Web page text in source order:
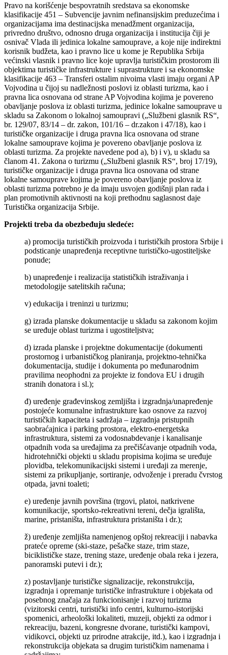
Pravo na korišćenje bespovratnih sredstava sa ekonomske
klasifikacije 451 – Subvencije javnim nefinansijskim preduzećima i
organizacijama ima destinacijska menadžment organizacija,
privredno društvo, odnosno druga organizacija i institucija čiji je
osnivač Vlada ili jedinica lokalne samouprave, a koje nije indirektni
korisnik budžeta, kao i pravno lice u kome je Republika Srbija
većinski vlasnik i pravno lice koje upravlja turističkim prostorom ili
objektima turističke infrastrukture i suprastrukture i sa ekonomske
klasifikacije 463 – Transferi ostalim nivoima vlasti imaju organi AP
Vojvodina u čijoj su nadležnosti poslovi iz oblasti turizma, kao i
pravna lica osnovana od strane AP Vojvodina kojima je povereno
obavljanje poslova iz oblasti turizma, jedinice lokalne samouprave u
skladu sa Zakonom o lokalnoj samoupravi („Službeni glasnik RS“,
br. 129/07, 83/14 – dr. zakon, 101/16 – dr.zakon i 47/18), kao i
turističke organizacije i druga pravna lica osnovana od strane
lokalne samouprave kojima je povereno obavljanje poslova iz
oblasti turizma. Za projekte navedene pod a), b) i v), u skladu sa
članom 41. Zakona o turizmu („Službeni glasnik RS“, broj 17/19),
turističke organizacije i druga pravna lica osnovana od strane
lokalne samouprave kojima je povereno obavljanje poslova iz
oblasti turizma potrebno je da imaju usvojen godišnji plan rada i
plan promotivnih aktivnosti na koji prethodnu saglasnost daje
Turistička organizacija Srbije.
Projekti treba da obezbeđuju sledeće:
a) promocija turističkih proizvoda i turističkih prostora Srbije i
podsticanje unapređenja receptivne turističko-ugostiteljske
ponude;
b) unapređenje i realizacija statističkih istraživanja i
metodologije satelitskih računa;
v) edukacija i treninzi u turizmu;
g) izrada planske dokumentacije u skladu sa zakonom kojim
se uređuje oblast turizma i ugostiteljstva;
d) izrada planske i projektne dokumentacije (dokumenti
prostornog i urbanističkog planiranja, projektno-tehnička
dokumentacija, studije i dokumenta po međunarodnim
pravilima neophodni za projekte iz fondova EU i drugih
stranih donatora i sl.);
đ) uređenje građevinskog zemljišta i izgradnja/unapređenje
postojeće komunalne infrastrukture kao osnove za razvoj
turističkih kapaciteta i sadržaja – izgradnja pristupnih
saobraćajnica i parking prostora, elektro-energetska
infrastruktura, sistemi za vodosnabdevanje i kanalisanje
otpadnih voda sa uređajima za prečišćavanje otpadnih voda,
hidrotehnički objekti u skladu propisima kojima se uređuje
plovidba, telekomunikacijski sistemi i uređaji za merenje,
sistemi za prikupljanje, sortiranje, odvoženje i preradu čvrstog
otpada, javni toaleti;
e) uređenje javnih površina (trgovi, platoi, natkrivene
komunikacije, sportsko-rekreativni tereni, dečja igrališta,
marine, pristaništa, infrastruktura pristaništa i dr.);
ž) uređenje zemljišta namenjenog opštoj rekreaciji i nabavka
prateće opreme (ski-staze, pešačke staze, trim staze,
biciklističke staze, trening staze, uređenje obala reka i jezera,
panoramski putevi i dr.);
z) postavljanje turističke signalizacije, rekonstrukcija,
izgradnja i opremanje turističke infrastrukture i objekata od
posebnog značaja za funkcionisanje i razvoj turizma
(vizitorski centri, turistički info centri, kulturno-istorijski
spomenici, arheološki lokaliteti, muzeji, objekti za odmor i
rekreaciju, bazeni, kongresne dvorane, turistički kampovi,
vidikovci, objekti uz prirodne atrakcije, itd.), kao i izgradnja i
rekonstrukcija objekata sa drugim turističkim namenama i